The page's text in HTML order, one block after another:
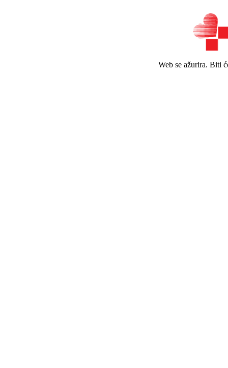
Web se ažurira. Biti